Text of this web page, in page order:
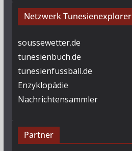
Netzwerk Tunesienexplorer
soussewetter.de
tunesienbuch.de
tunesienfussball.de
Enzyklopädie
Nachrichtensammler
Partner